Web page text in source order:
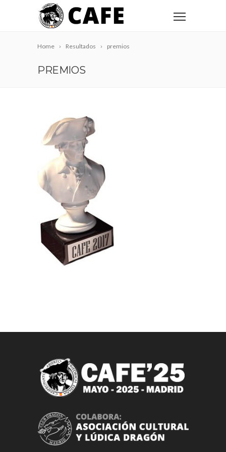
Home Resultados premios
PREMIOS